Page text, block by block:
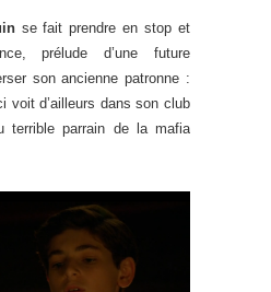
se fait prendre en stop et
prélude d’une future
son ancienne patronne :
voit d’ailleurs dans son club
terrible parrain de la mafia